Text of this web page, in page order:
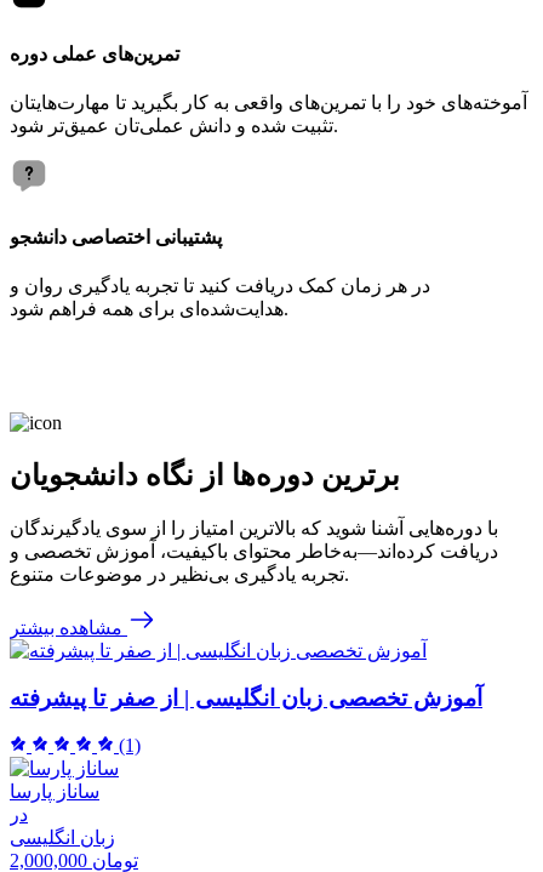
تمرین‌های عملی دوره
آموخته‌های خود را با تمرین‌های واقعی به کار بگیرید تا مهارت‌هایتان
تثبیت شده و دانش عملی‌تان عمیق‌تر شود.
پشتیبانی اختصاصی دانشجو
در هر زمان کمک دریافت کنید تا تجربه یادگیری روان و
هدایت‌شده‌ای برای همه فراهم شود.
برترین دوره‌ها از نگاه دانشجویان
با دوره‌هایی آشنا شوید که بالاترین امتیاز را از سوی یادگیرندگان
دریافت کرده‌اند—به‌خاطر محتوای باکیفیت، آموزش تخصصی و
تجربه یادگیری بی‌نظیر در موضوعات متنوع.
مشاهده بیشتر
آموزش تخصصی زبان انگلیسی | از صفر تا پیشرفته
(1)
ساناز پارسا
در
زبان انگلیسی
2,000,000 تومان